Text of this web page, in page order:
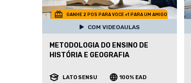
GANHE 2 POS PARA VOCE +1 PARA UM AMIGO
COM VIDEOAULAS
METODOLOGIA DO ENSINO DE
HISTÓRIA E GEOGRAFIA
LATO SENSU 100% EAD